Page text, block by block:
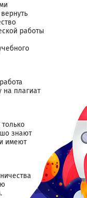
работы
на плагиат
знают
имеют